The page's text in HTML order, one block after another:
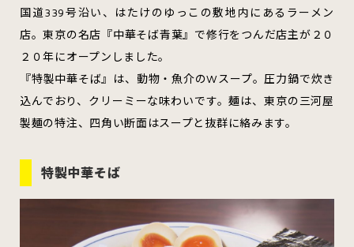
青森市 五所川原市 つがる市
弘前市 黒石市 平川市
むつ市
八戸市
国道339号沿い、はたけのゆっこの敷地内にあるラーメン
店。東京の名店『中華そば青葉』で修行をつんだ店主が２０
２０年にオープンしました。
『特製中華そば』は、動物・魚介のWスープ。圧力鍋で炊き
込んでおり、クリーミーな味わいです。麺は、東京の三河屋
製麺の特注、四角い断面はスープと抜群に絡みます。
特製中華そば